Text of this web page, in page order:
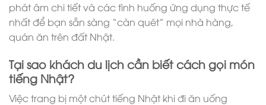
phát âm chi tiết và các tình huống ứng dụng thực tế
nhất để bạn sẵn sàng “càn quét” mọi nhà hàng,
quán ăn trên đất Nhật.
Tại sao khách du lịch cần biết cách gọi món
tiếng Nhật?
Việc trang bị một chút tiếng Nhật khi đi ăn uống